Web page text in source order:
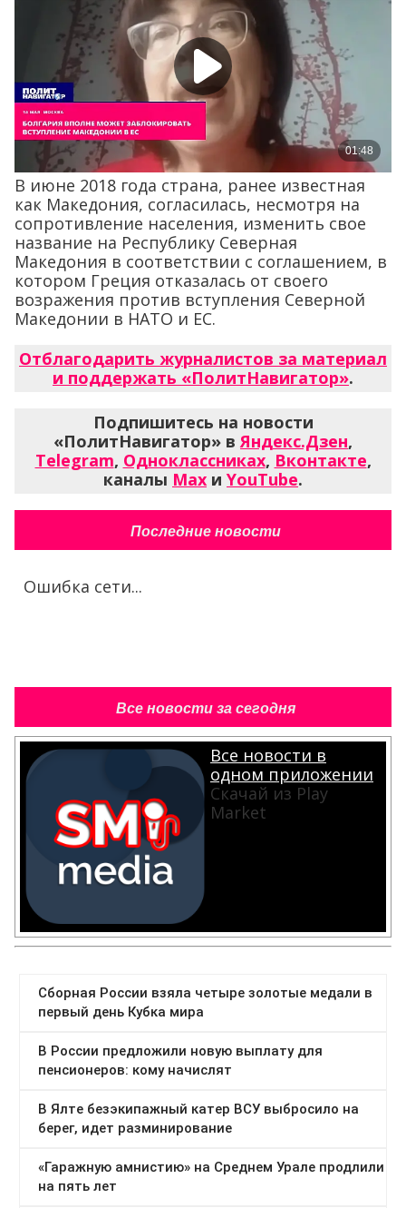
В июне 2018 года страна, ранее известная
как Македония, согласилась, несмотря на
сопротивление населения, изменить свое
название на Республику Северная
Македония в соответствии с соглашением, в
котором Греция отказалась от своего
возражения против вступления Северной
Македонии в НАТО и ЕС.
Отблагодарить журналистов за материал
и поддержать «ПолитНавигатор».
Подпишитесь на новости
«ПолитНавигатор» вЯндекс.Дзен,
Telegram, Одноклассниках, Вконтакте,
каналы Max и YouTube.
Последние новости
Ошибка сети...
Все новости за сегодня
Все новости в
одном приложении
Скачай из Play
Market